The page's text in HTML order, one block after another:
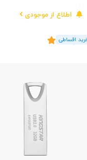
اطلاع از موجودی
(2 رای)
3.5